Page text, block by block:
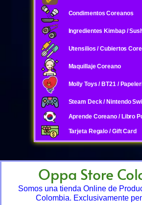
Condimentos Coreanos
Ingredientes Kimbap /
Utensilios / Cubiertos
Maquillaje Coreano
Molly Toys / BT21 /
Steam Deck / Nintendo
Aprende Coreano / Libro
Tarjeta Regalo / Gift Card
Oppa Store
Somos una tienda Online de
Colombia. Exclusivamente